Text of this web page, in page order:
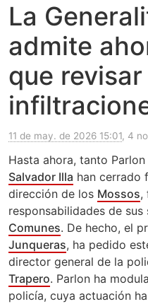
La
admite
que
11 de may. de 2026 15:01, 4
Hasta ahora, tanto
Salvador Illa han cerrado
dirección de los Mossos,
responsabilidades de
Comunes. De hecho, el
Junqueras, ha pedido
director general de la
Trapero. Parlon ha
policía, cuya actuación